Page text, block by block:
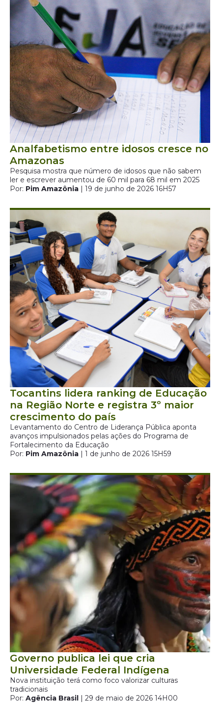
Analfabetismo entre idosos cresce no
Amazonas
Pesquisa mostra que número de idosos que não sabem
ler e escrever aumentou de 60 mil para 68 mil em 2025
Por: Pim Amazônia | 19 de junho de 2026 16H57
Tocantins lidera ranking de Educação
na Região Norte e registra 3º maior
crescimento do país
Levantamento do Centro de Liderança Pública aponta
avanços impulsionados pelas ações do Programa de
Fortalecimento da Educação
Por: Pim Amazônia | 1 de junho de 2026 15H59
Governo publica lei que cria
Universidade Federal Indígena
Nova instituição terá como foco valorizar culturas
tradicionais
Por: Agência Brasil | 29 de maio de 2026 14H00